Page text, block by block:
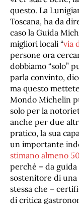
questo. La
Toscana, ha da
caso la Guida
migliori locali “via
persone ora
dobbiamo “solo”
parla convinto,
ma questo
Mondo Michelin
solo per la
anche per due
pratico, la sua
un importante
stimano almeno
perché – da
sostenitore di una
stessa che –
di critica